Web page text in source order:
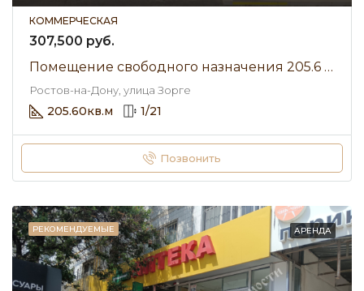
КОММЕРЧЕСКАЯ
307,500 руб.
Помещение свободного назначения 205.6 м² • улица Зорге • Аренда 307 500 ₽/мес
Ростов-на-Дону, улица Зорге
205.60кв.м 1/21
Позвонить
РЕКОМЕНДУЕМЫЕ АРЕНДА